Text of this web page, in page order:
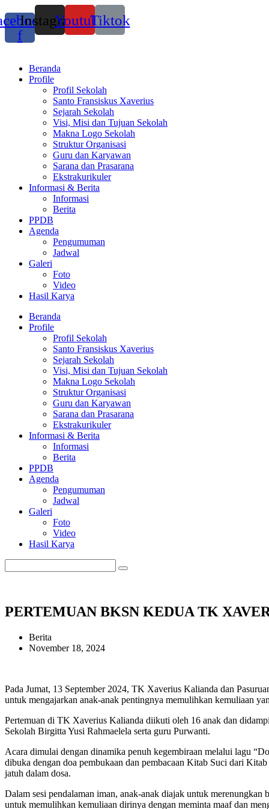
f
InstagramYoutubeTiktok
Beranda
Profile
Profil Sekolah
Santo Fransiskus Xaverius
Sejarah Sekolah
Visi, Misi dan Tujuan Sekolah
Makna Logo Sekolah
Struktur Organisasi
Guru dan Karyawan
Sarana dan Prasarana
Ekstrakurikuler
Informasi & Berita
Informasi
Berita
PPDB
Agenda
Pengumuman
Jadwal
Galeri
Foto
Video
Hasil Karya
Beranda
Profile
Profil Sekolah
Santo Fransiskus Xaverius
Sejarah Sekolah
Visi, Misi dan Tujuan Sekolah
Makna Logo Sekolah
Struktur Organisasi
Guru dan Karyawan
Sarana dan Prasarana
Ekstrakurikuler
Informasi & Berita
Informasi
Berita
PPDB
Agenda
Pengumuman
Jadwal
Galeri
Foto
Video
Hasil Karya
PERTEMUAN BKSN KEDUA TK
Berita
November 18, 2024
Pada Jumat, 13 September 2024, TK Xaverius Kalianda dan
untuk mengajarkan anak-anak pentingnya memulihkan kemuliaan
Pertemuan di TK Xaverius Kalianda diikuti oleh 16 anak dan
Sekolah Birgitta Yusi Rahmaelela serta guru Purwanti.
Acara dimulai dengan dinamika penuh kegembiraan melalui lagu
dibuka dengan doa pembukaan dan pembacaan Kitab Suci dari
jatuh dalam dosa.
Dalam sesi pendalaman iman, anak-anak diajak untuk merenungkan
untuk memulihkan kemuliaan dirinya dengan meminta maaf dan